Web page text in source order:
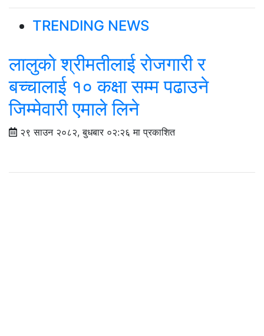
TRENDING NEWS
लालुकाे श्रीमतीलाई राेजगारी र
बच्चालाई १० कक्षा सम्म पढाउने
जिम्मेवारी एमाले लिने
२९ साउन २०८२, बुधबार ०२:२६ मा प्रकाशित